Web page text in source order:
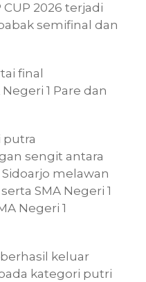
2026 terjadi
semifinal dan
final
1 Pare dan
putra
sengit antara
melawan
SMA Negeri 1
Negeri 1
keluar
kategori putri